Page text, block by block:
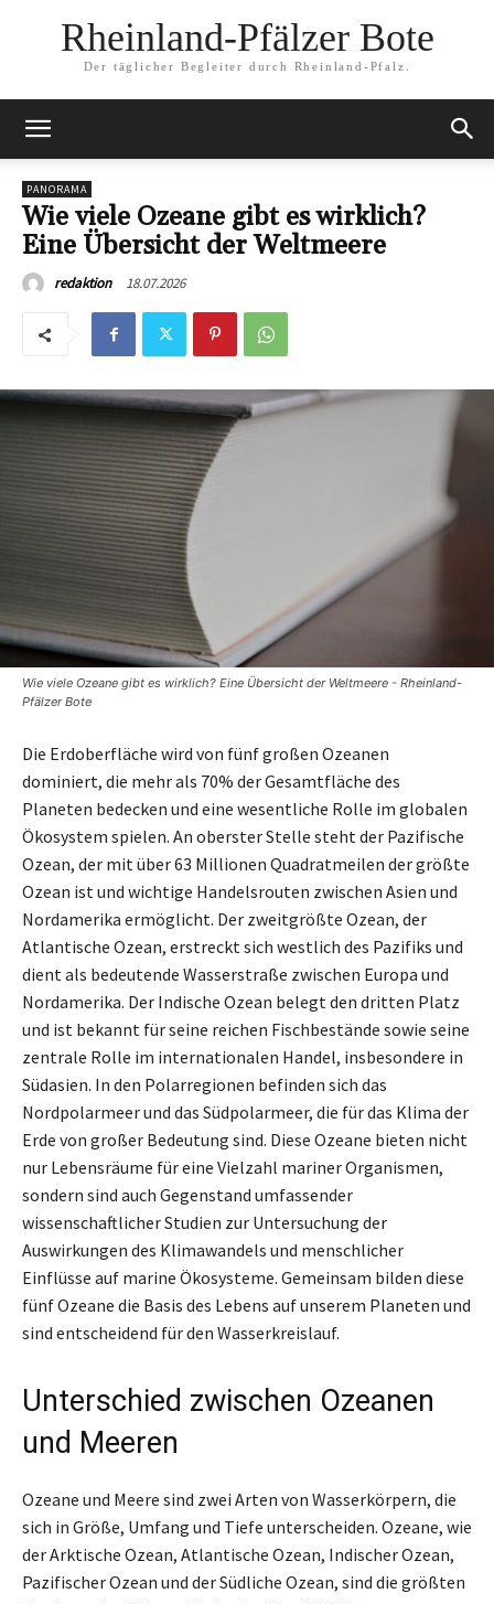
Rheinland-Pfälzer Bote
Der täglicher Begleiter durch Rheinland-Pfalz.
PANORAMA
Wie viele Ozeane gibt es wirklich?
Eine Übersicht der Weltmeere
redaktion 18.07.2026
Wie viele Ozeane gibt es wirklich? Eine Übersicht der Weltmeere - Rheinland-
Pfälzer Bote
Die Erdoberfläche wird von fünf großen Ozeanen
dominiert, die mehr als 70% der Gesamtfläche des
Planeten bedecken und eine wesentliche Rolle im globalen
Ökosystem spielen. An oberster Stelle steht der Pazifische
Ozean, der mit über 63 Millionen Quadratmeilen der größte
Ozean ist und wichtige Handelsrouten zwischen Asien und
Nordamerika ermöglicht. Der zweitgrößte Ozean, der
Atlantische Ozean, erstreckt sich westlich des Pazifiks und
dient als bedeutende Wasserstraße zwischen Europa und
Nordamerika. Der Indische Ozean belegt den dritten Platz
und ist bekannt für seine reichen Fischbestände sowie seine
zentrale Rolle im internationalen Handel, insbesondere in
Südasien. In den Polarregionen befinden sich das
Nordpolarmeer und das Südpolarmeer, die für das Klima der
Erde von großer Bedeutung sind. Diese Ozeane bieten nicht
nur Lebensräume für eine Vielzahl mariner Organismen,
sondern sind auch Gegenstand umfassender
wissenschaftlicher Studien zur Untersuchung der
Auswirkungen des Klimawandels und menschlicher
Einflüsse auf marine Ökosysteme. Gemeinsam bilden diese
fünf Ozeane die Basis des Lebens auf unserem Planeten und
sind entscheidend für den Wasserkreislauf.
Unterschied zwischen Ozeanen
und Meeren
Ozeane und Meere sind zwei Arten von Wasserkörpern, die
sich in Größe, Umfang und Tiefe unterscheiden. Ozeane, wie
der Arktische Ozean, Atlantische Ozean, Indischer Ozean,
Pazifischer Ozean und der Südliche Ozean, sind die größten